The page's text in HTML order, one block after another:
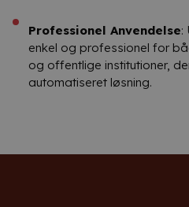
Professionel Anvendelse:
enkel og professionel for
og offentlige institutioner,
automatiseret løsning.